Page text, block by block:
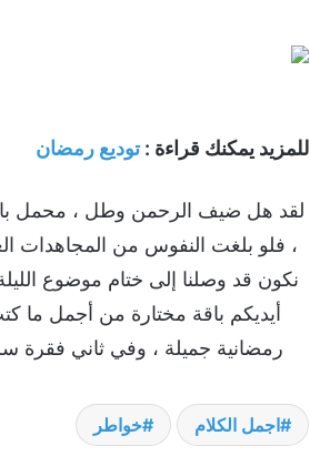
للمزيد يمكنك قراءة :توديع رمضان
لقد هل ضيف الرحمن وطل ، محمل
، فلو بلغت النفوس من المجاهدات
نكون قد وصلنا إلى ختام موضوع
أيديكم باقة مختارة من أجمل ما
رمضانية جميلة ، وفي ثاني فقرة
اجمل الكلام خواطر